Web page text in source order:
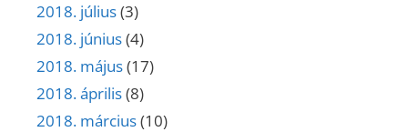
2018. július(3)
2018. június(4)
2018. május(17)
2018. április(8)
2018. március(10)